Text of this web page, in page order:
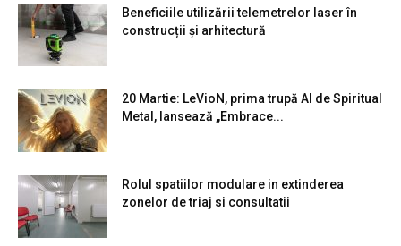
Beneficiile utilizării telemetrelor laser în
construcții și arhitectură
20 Martie: LeVioN, prima trupă AI de Spiritual
Metal, lansează „Embrace...
Rolul spatiilor modulare in extinderea
zonelor de triaj si consultatii